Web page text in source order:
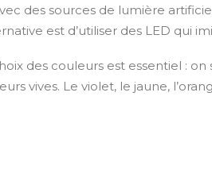
des sources de lumière
est d’utiliser des LED qui
des couleurs est essentiel :
vives. Le violet, le jaune,